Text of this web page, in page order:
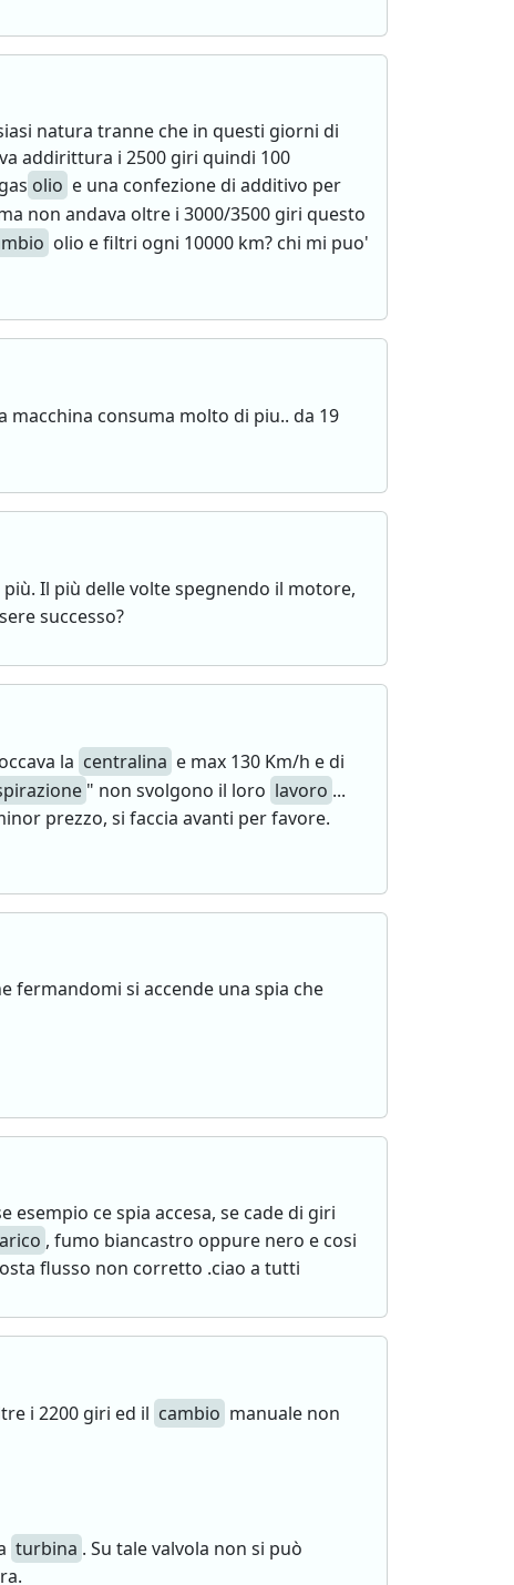
natura tranne che in questi giorni di
addirittura i 2500 giri quindi 100
olio e una confezione di additivo per
non andava oltre i 3000/3500 giri questo
olio e filtri ogni 10000 km? chi mi puo'
macchina consuma molto di piu.. da 19
Il più delle volte spegnendo il motore,
successo?
la centralina e max 130 Km/h e di
" non svolgono il loro lavoro ...
prezzo, si faccia avanti per favore.
fermandomi si accende una spia che
ce spia accesa, se cade di giri
, fumo biancastro oppure nero e cosi
flusso non corretto .ciao a tutti
i 2200 giri ed il cambio manuale non
turbina . Su tale valvola non si può